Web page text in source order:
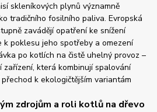
skleníkových plynů významně
tradičního fosilního paliva. Evropská
zavádějí opatření ke snížení
k poklesu jeho spotřeby a omezení
po kotlích na čistě uhelný provoz –
která kombinují spalování
k ekologičtějším variantám
zdrojům a roli kotlů na dřevo